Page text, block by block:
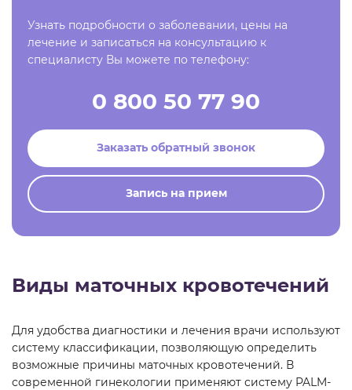
Узнать подробности о заболевании, цены на
лечение и записаться на консультацию к
специалисту Вы можете по телефону:
0 800 50 77 90
Заказать обратный звонок
Запись на прием
Виды маточных кровотечений
Для удобства диагностики и лечения врачи используют
систему классификации, позволяющую определить
возможные причины маточных кровотечений. В
современной гинекологии применяют систему PALM-